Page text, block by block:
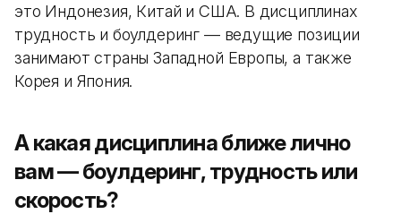
это Индонезия, Китай и США. В дисциплинах
трудность и боулдеринг — ведущие позиции
занимают страны Западной Европы, а также
Корея и Япония.
А какая дисциплина ближе лично
вам — боулдеринг, трудность или
скорость?